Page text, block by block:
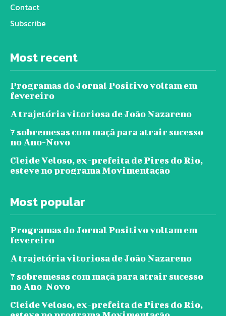
Contact
Subscribe
Most recent
Programas do Jornal Positivo voltam em
fevereiro
A trajetória vitoriosa de João Nazareno
7 sobremesas com maçã para atrair sucesso
no Ano-Novo
Cleide Veloso, ex-prefeita de Pires do Rio,
esteve no programa Movimentação
Most popular
Programas do Jornal Positivo voltam em
fevereiro
A trajetória vitoriosa de João Nazareno
7 sobremesas com maçã para atrair sucesso
no Ano-Novo
Cleide Veloso, ex-prefeita de Pires do Rio,